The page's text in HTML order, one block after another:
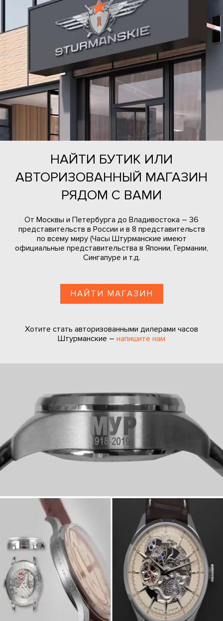
НАЙТИ БУТИК ИЛИ
АВТОРИЗОВАННЫЙ МАГАЗИН
РЯДОМ С ВАМИ
От Москвы и Петербурга до Владивостока – 36
представительств в России и в 8 представительств
по всему миру (Часы Штурманские имеют
официальные представительства в Японии, Германии,
Сингапуре и т.д.
НАЙТИ МАГАЗИН
Хотите стать авторизованными дилерами часов
Штурманские – напишите нам